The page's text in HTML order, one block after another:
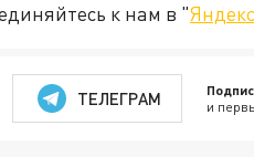
к нам в "
ТЕЛЕГРАМ и